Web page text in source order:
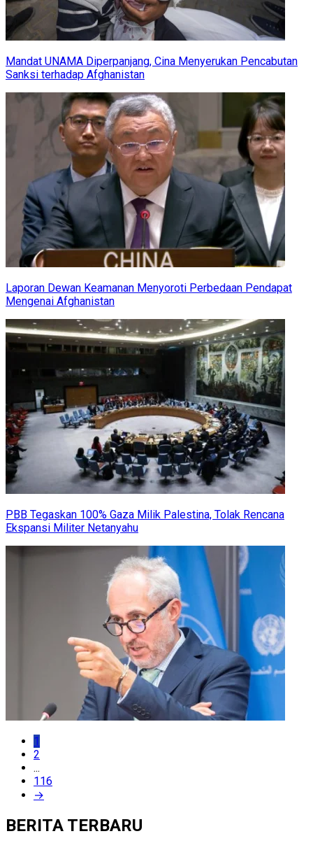
Mandat UNAMA Diperpanjang, Cina Menyerukan Pencabutan
Sanksi terhadap Afghanistan
Laporan Dewan Keamanan Menyoroti Perbedaan Pendapat
Mengenai Afghanistan
PBB Tegaskan 100% Gaza Milik Palestina, Tolak Rencana
Ekspansi Militer Netanyahu
1
2
...
116
→
BERITA TERBARU